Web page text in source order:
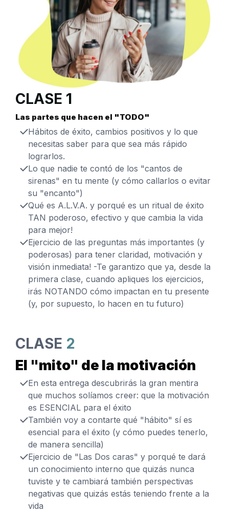
CLASE 1
Las partes que hacen el "TODO"
Hábitos de éxito, cambios positivos y lo que
necesitas saber para que sea más rápido
lograrlos.
Lo que nadie te contó de los "cantos de
sirenas" en tu mente (y cómo callarlos o evitar
su "encanto")
Qué es A.L.V.A. y porqué es un ritual de éxito
TAN poderoso, efectivo y que cambia la vida
para mejor!
Ejercicio de las preguntas más importantes (y
poderosas) para tener claridad, motivación y
visión inmediata! -Te garantizo que ya, desde la
primera clase, cuando apliques los ejercicios,
irás NOTANDO cómo impactan en tu presente
(y, por supuesto, lo hacen en tu futuro)
CLASE 2
El "mito" de la motivación
En esta entrega descubrirás la gran mentira
que muchos solíamos creer: que la motivación
es ESENCIAL para el éxito
También voy a contarte qué "hábito" sí es
esencial para el éxito (y cómo puedes tenerlo,
de manera sencilla)
Ejercicio de "Las Dos caras" y porqué te dará
un conocimiento interno que quizás nunca
tuviste y te cambiará también perspectivas
negativas que quizás estás teniendo frente a la
vida